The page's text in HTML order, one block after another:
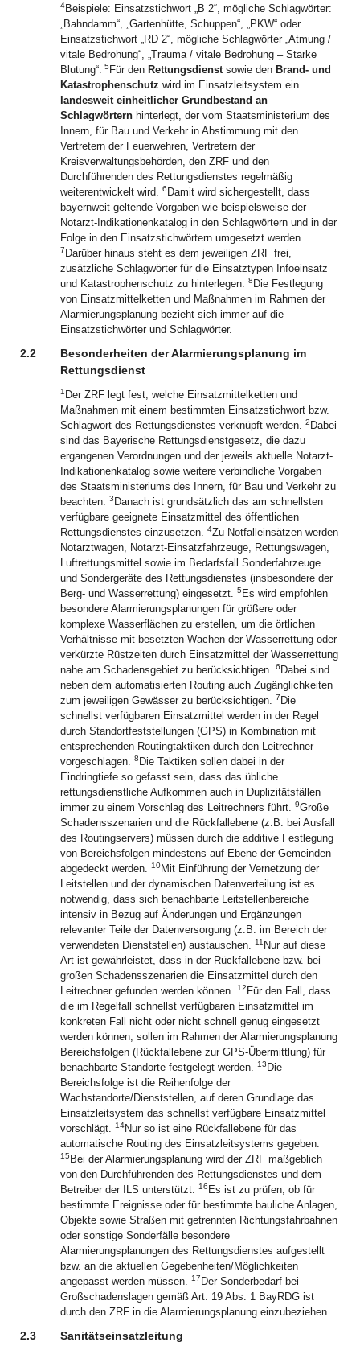
4Beispiele: Einsatzstichwort „B 2“, mögliche Schlagwörter:
„Bahndamm“, „Gartenhütte, Schuppen“, „PKW“ oder
Einsatzstichwort „RD 2“, mögliche Schlagwörter „Atmung /
vitale Bedrohung“, „Trauma / vitale Bedrohung – Starke
Blutung“. 5 Für den Rettungsdienstsowie den Brand- und
Katastrophenschutz wird im Einsatzleitsystem ein
landesweit einheitlicher Grundbestand an
Schlagwörtern hinterlegt, der vom Staatsministerium des
Innern, für Bau und Verkehr in Abstimmung mit den
Vertretern der Feuerwehren, Vertretern der
Kreisverwaltungsbehörden, den ZRF und den
Durchführenden des Rettungsdienstes regelmäßig
weiterentwickelt wird. 6 Damit wird sichergestellt, dass
bayernweit geltende Vorgaben wie beispielsweise der
Notarzt-Indikationenkatalog in den Schlagwörtern und in der
Folge in den Einsatzstichwörtern umgesetzt werden.
7 Darüber hinaus steht es dem jeweiligen ZRF frei,
zusätzliche Schlagwörter für die Einsatztypen Infoeinsatz
und Katastrophenschutz zu hinterlegen. 8 Die Festlegung
von Einsatzmittelketten und Maßnahmen im Rahmen der
Alarmierungsplanung bezieht sich immer auf die
Einsatzstichwörter und Schlagwörter.
2.2
Besonderheiten der Alarmierungsplanung im
Rettungsdienst
1 Der ZRF legt fest, welche Einsatzmittelketten und
Maßnahmen mit einem bestimmten Einsatzstichwort bzw.
Schlagwort des Rettungsdienstes verknüpft werden. 2 Dabei
sind das Bayerische Rettungsdienstgesetz, die dazu
ergangenen Verordnungen und der jeweils aktuelle Notarzt-
Indikationenkatalog sowie weitere verbindliche Vorgaben
des Staatsministeriums des Innern, für Bau und Verkehr zu
beachten. 3 Danach ist grundsätzlich das am schnellsten
verfügbare geeignete Einsatzmittel des öffentlichen
Rettungsdienstes einzusetzen. 4Zu Notfalleinsätzen werden
Notarztwagen, Notarzt-Einsatzfahrzeuge, Rettungswagen,
Luftrettungsmittel sowie im Bedarfsfall Sonderfahrzeuge
und Sondergeräte des Rettungsdienstes (insbesondere der
Berg- und Wasserrettung) eingesetzt. 5 Es wird empfohlen
besondere Alarmierungsplanungen für größere oder
komplexe Wasserflächen zu erstellen, um die örtlichen
Verhältnisse mit besetzten Wachen der Wasserrettung oder
verkürzte Rüstzeiten durch Einsatzmittel der Wasserrettung
nahe am Schadensgebiet zu berücksichtigen. 6 Dabei sind
neben dem automatisierten Routing auch Zugänglichkeiten
zum jeweiligen Gewässer zu berücksichtigen. 7 Die
schnellst verfügbaren Einsatzmittel werden in der Regel
durch Standortfeststellungen (GPS) in Kombination mit
entsprechenden Routingtaktiken durch den Leitrechner
vorgeschlagen. 8 Die Taktiken sollen dabei in der
Eindringtiefe so gefasst sein, dass das übliche
rettungsdienstliche Aufkommen auch in Duplizitätsfällen
immer zu einem Vorschlag des Leitrechners führt. 9Große
Schadensszenarien und die Rückfallebene (z.B. bei Ausfall
des Routingservers) müssen durch die additive Festlegung
von Bereichsfolgen mindestens auf Ebene der Gemeinden
abgedeckt werden. 10Mit Einführung der Vernetzung der
Leitstellen und der dynamischen Datenverteilung ist es
notwendig, dass sich benachbarte Leitstellenbereiche
intensiv in Bezug auf Änderungen und Ergänzungen
relevanter Teile der Datenversorgung (z.B. im Bereich der
verwendeten Dienststellen) austauschen. 11 Nur auf diese
Art ist gewährleistet, dass in der Rückfallebene bzw. bei
großen Schadensszenarien die Einsatzmittel durch den
Leitrechner gefunden werden können. 12 Für den Fall, dass
die im Regelfall schnellst verfügbaren Einsatzmittel im
konkreten Fall nicht oder nicht schnell genug eingesetzt
werden können, sollen im Rahmen der Alarmierungsplanung
Bereichsfolgen (Rückfallebene zur GPS-Übermittlung) für
benachbarte Standorte festgelegt werden. 13 Die
Bereichsfolge ist die Reihenfolge der
Wachstandorte/Dienststellen, auf deren Grundlage das
Einsatzleitsystem das schnellst verfügbare Einsatzmittel
vorschlägt. 14Nur so ist eine Rückfallebene für das
automatische Routing des Einsatzleitsystems gegeben.
15 Bei der Alarmierungsplanung wird der ZRF maßgeblich
von den Durchführenden des Rettungsdienstes und dem
Betreiber der ILS unterstützt. 16 Es ist zu prüfen, ob für
bestimmte Ereignisse oder für bestimmte bauliche Anlagen,
Objekte sowie Straßen mit getrennten Richtungsfahrbahnen
oder sonstige Sonderfälle besondere
Alarmierungsplanungen des Rettungsdienstes aufgestellt
bzw. an die aktuellen Gegebenheiten/Möglichkeiten
angepasst werden müssen. 17 Der Sonderbedarf bei
Großschadenslagen gemäß Art. 19 Abs. 1 BayRDG ist
durch den ZRF in die Alarmierungsplanung einzubeziehen.
2.3 Sanitätseinsatzleitung